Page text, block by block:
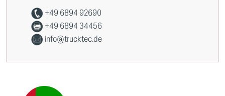
+49 6894 92690
+49 6894 34456
info@trucktec.de